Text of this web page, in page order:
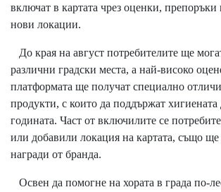
включат в картата чрез оценки, препоръки
нови локации.
До края на август потребителите ще
различни градски места, а най-високо
платформата ще получат специално
продукти, с които да поддържат хигиената
годината. Част от включилите се
или добавили локация на картата, също ще
награди от бранда.
Освен да помогне на хората в града по-